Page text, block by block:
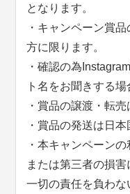
となります。
・キャンペーン賞
方に限ります。
・確認の為
ト名をお聞きする場
・賞品の譲渡・転
・賞品の発送は日
・本キャンペーン
または第三者の損
一切の責任を負わな